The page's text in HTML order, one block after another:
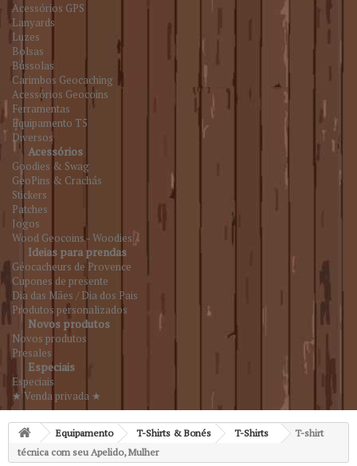
Acessórios GPS
Lanyards
Luzes
Bolsas
Bússolas
Carimbos Geocaching
Acessórios Geocoins
Ferramentas
Equipamento T5
Diversos
Acessórios
Goodies & Swag
GeoPins & Crachás
Stickers
Patches
Jogos
Wood Geocoins - Woodies
Ideias para prendas
Géocacheurs de Provence
Cupones de presente
Dia das Mães / Dia dos Pais
Produtos personalizados
Novos produtos
Novos produtos
Presales
Especiais
Especiais
★ Venda privada ★
Equipamento T-Shirts & Bonés T-Shirts
T-shirt
técnica com seu Apelido, Mulher